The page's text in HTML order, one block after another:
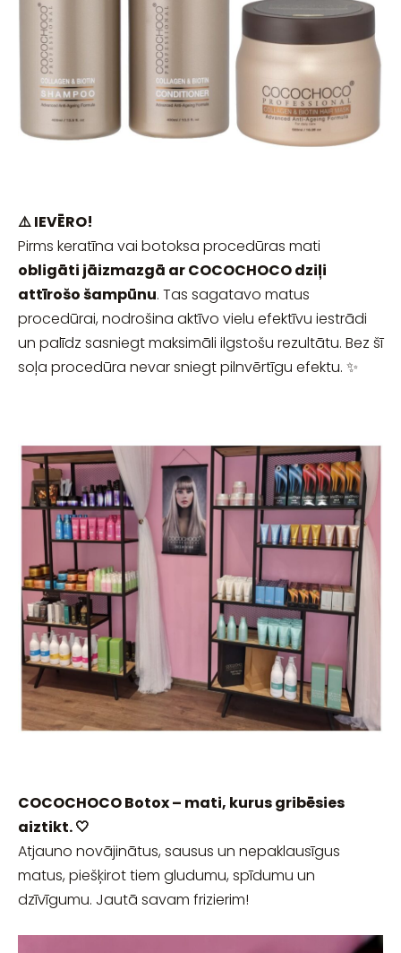
⚠️ IEVĒRO!
Pirms keratīna vai botoksa procedūras mati
obligāti jāizmazgā ar COCOCHOCO dziļi
attīrošo šampūnu. Tas sagatavo matus
procedūrai, nodrošina aktīvo vielu efektīvu iestrādi
un palīdz sasniegt maksimāli ilgstošu rezultātu. Bez šī
soļa procedūra nevar sniegt pilnvērtīgu efektu. ✨
COCOCHOCO Botox – mati, kurus gribēsies
aiztikt. 🤍
Atjauno novājinātus, sausus un nepaklausīgus
matus, piešķirot tiem gludumu, spīdumu un
dzīvīgumu. Jautā savam frizierim!